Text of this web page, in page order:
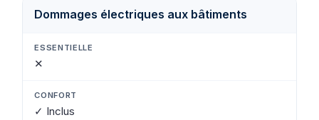
Dommages électriques aux bâtiments
✕
✓ Inclus